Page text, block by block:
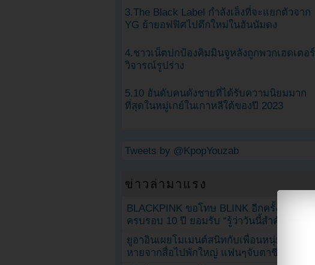
3.The Black Label กำลังเล็งที่จะแยกตัวจาก
YG ย้ายอฟฟิศไปตึกใหม่ในฮันนัมดง
4.ชาวเน็ตปกป้องคิมมินจูหลังถูกพวกเฮดเตอร์
วิจารณ์รูปร่าง
5.10 อันดับคนดังชายที่ได้รับความนิยมมาก
ที่สุดในหมู่เกย์ในเกาหลีใต้ของปี 2023
Tweets by @KpopYouzab
ข่าวล่ามาแรง
BLACKPINK ขอโทษ BLINK อีกครั้งในวัน
ครบรอบ 10 ปี ยอมรับ “รู้ว่าวันนี้สำคัญมาก”
ยูอาอินเผยโมเมนต์สนิทกับเพื่อนหนุ่ม หลัง
หายจากสื่อไปพักใหญ่ แฟนๆจับตาชีวิตล่าสุด